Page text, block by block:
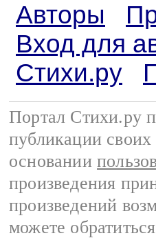
Авторы
Вход для
Стихи.ру
Портал Стихи.ру
публикации
основании
произведения
произведений
можете